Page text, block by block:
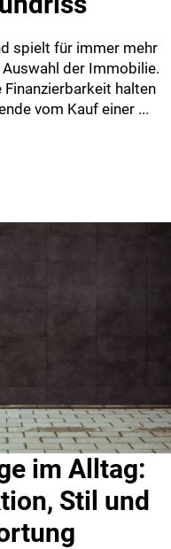
spielt für immer mehr
der Immobilie.
halten
vom Kauf einer ...
im Alltag:
Stil und